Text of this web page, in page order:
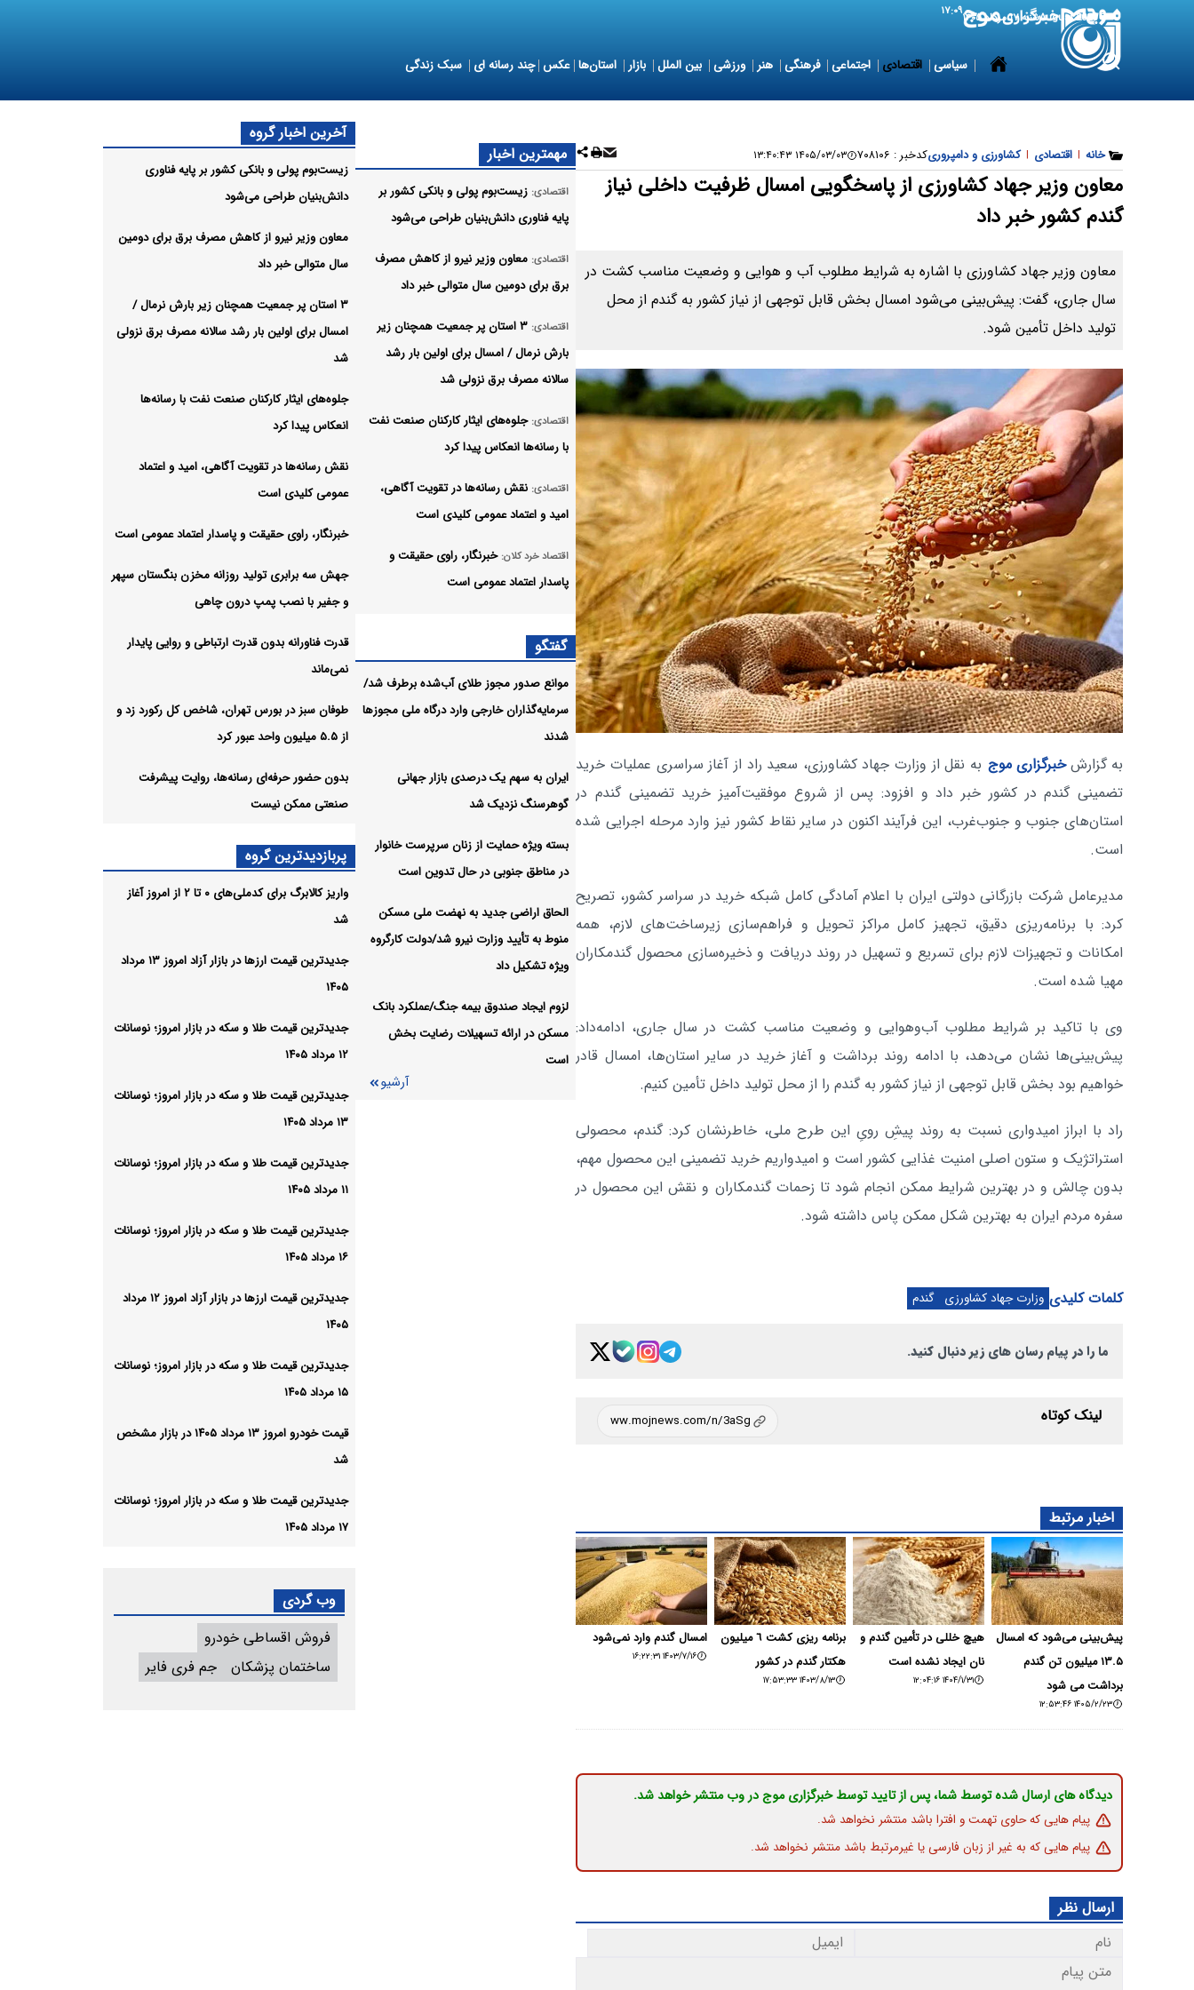
8 August 2026 شنبه ۱۷ مرداد ۱۴۰۵ ۱۷:۰۹
سیاسی اقتصادی اجتماعی فرهنگی هنر ورزشی بین الملل بازار استان‌ها عکس چند رسانه ای سبک زندگی
خانه | اقتصادی | کشاورزی و دامپروریکدخبر : ۷۰۸۱۰۶ ۱۴۰۵/۰۳/۰۳ ۱۳:۴۰:۴۳
معاون وزیر جهاد کشاورزی از پاسخگویی امسال ظرفیت داخلی نیاز
گندم کشور خبر داد
معاون وزیر جهاد کشاورزی با اشاره به شرایط مطلوب آب و هوایی و وضعیت مناسب کشت در
سال جاری، گفت: پیش‌بینی می‌شود امسال بخش قابل توجهی از نیاز کشور به گندم از محل
تولید داخل تأمین شود.
به گزارشخبرگزاری موج به نقل از وزارت جهاد کشاورزی، سعید راد از آغاز سراسری عملیات خرید
تضمینی گندم در کشور خبر داد و افزود: پس از شروع موفقیت‌آمیز خرید تضمینی گندم در
استان‌های جنوب و جنوب‌غرب، این فرآیند اکنون در سایر نقاط کشور نیز وارد مرحله اجرایی شده
است.
مدیرعامل شرکت بازرگانی دولتی ایران با اعلام آمادگی کامل شبکه خرید در سراسر کشور، تصریح
کرد: با برنامه‌ریزی دقیق، تجهیز کامل مراکز تحویل و فراهم‌سازی زیرساخت‌های لازم، همه
امکانات و تجهیزات لازم برای تسریع و تسهیل در روند دریافت و ذخیره‌سازی محصول گندمکاران
مهیا شده است.
وی با تاکید بر شرایط مطلوب آب‌وهوایی و وضعیت مناسب کشت در سال جاری، ادامه‌داد:
پیش‌بینی‌ها نشان می‌دهد، با ادامه روند برداشت و آغاز خرید در سایر استان‌ها، امسال قادر
خواهیم بود بخش قابل توجهی از نیاز کشور به گندم را از محل تولید داخل تأمین کنیم.
راد با ابراز امیدواری نسبت به روند پیش‌ِ رویِ این طرح ملی، خاطرنشان کرد: گندم، محصولی
استراتژیک و ستون اصلی امنیت غذایی کشور است و امیدواریم خرید تضمینی این محصول مهم،
بدون چالش و در بهترین شرایط ممکن انجام شود تا زحمات گندمکاران و نقش این محصول در
سفره مردم ایران به بهترین شکل ممکن پاس داشته شود.
کلمات کلیدی وزارت جهاد کشاورزی گندم
ما را در پیام رسان های زیر دنبال کنید.
لینک کوتاه
اخبار مرتبط
پیش‌بینی می‌شود که امسال
۱۳.۵ میلیون تن گندم
برداشت می شود
۱۴۰۵/۲/۲۳ ۱۲:۵۳:۴۶
هیچ خللی در تأمین گندم و
نان ایجاد نشده است
۱۴۰۴/۱/۳۱ ۱۲:۰۴:۱۶
برنامه ریزی کشت ٦ میلیون
هکتار گندم در کشور
۱۴۰۳/۸/۱۳ ۱۷:۵۳:۳۳
امسال گندم وارد نمی‌شود
۱۴۰۳/۷/۱۶ ۱۶:۲۲:۳۱
دیدگاه های ارسال شده توسط شما، پس از تایید توسط خبرگزاری موج در وب منتشر خواهد شد.
پیام هایی که حاوی تهمت و افترا باشد منتشر نخواهد شد.
پیام هایی که به غیر از زبان فارسی یا غیرمرتبط باشد منتشر نخواهد شد.
ارسال نظر
مهمترین اخبار
اقتصادی: زیست‌بوم پولی و بانکی کشور بر
پایه فناوری دانش‌بنیان طراحی می‌شود
اقتصادی: معاون وزیر نیرو از کاهش مصرف
برق برای دومین سال متوالی خبر داد
اقتصادی:
۳ استان پر جمعیت همچنان زیر
بارش نرمال / امسال برای اولین بار رشد
سالانه مصرف برق نزولی شد
اقتصادی: جلوه‌های ایثار کارکنان صنعت نفت
با رسانه‌ها انعکاس پیدا کرد
اقتصادی: نقش رسانه‌ها در تقویت آگاهی،
امید و اعتماد عمومی کلیدی است
اقتصاد خرد کلان: خبرنگار، راوی حقیقت و
پاسدار اعتماد عمومی است
بنگستان سپهر و جفیر با نصب پمپ درون
چاهی
اقتصادی: قدرت فناورانه بدون قدرت ارتباطی و
روایی پایدار نمی‌ماند
اقتصادی: طوفان سبز در بورس تهران، شاخص
کل رکورد زد و از ۵.۵ میلیون واحد عبور کرد
اقتصادی: بدون حضور حرفه‌ای رسانه‌ها،
روایت پیشرفت صنعتی ممکن نیست
گفتگو
موانع صدور مجوز طلای آب‌شده برطرف شد/
سرمایه‌گذاران خارجی وارد درگاه ملی مجوزها
شدند
ایران به سهم یک‌ درصدی بازار جهانی
گوهرسنگ نزدیک شد
بسته ویژه حمایت از زنان سرپرست خانوار
در مناطق جنوبی در حال تدوین است
الحاق اراضی جدید به نهضت ملی مسکن
منوط به تأیید وزارت نیرو شد/دولت کارگروه
ویژه تشکیل داد
لزوم ایجاد صندوق بیمه جنگ/عملکرد بانک
مسکن در ارائه تسهیلات رضایت بخش
است
آرشیو
آخرین اخبار گروه
زیست‌بوم پولی و بانکی کشور بر پایه فناوری
دانش‌بنیان طراحی می‌شود
معاون وزیر نیرو از کاهش مصرف برق برای دومین
سال متوالی خبر داد
۳ استان پر جمعیت همچنان زیر بارش نرمال /
امسال برای اولین بار رشد سالانه مصرف برق نزولی
شد
جلوه‌های ایثار کارکنان صنعت نفت با رسانه‌ها
انعکاس پیدا کرد
نقش رسانه‌ها در تقویت آگاهی، امید و اعتماد
عمومی کلیدی است
خبرنگار، راوی حقیقت و پاسدار اعتماد عمومی است
جهش سه برابری تولید روزانه مخزن بنگستان سپهر
و جفیر با نصب پمپ درون چاهی
قدرت فناورانه بدون قدرت ارتباطی و روایی پایدار
نمی‌ماند
طوفان سبز در بورس تهران، شاخص کل رکورد زد و
از ۵.۵ میلیون واحد عبور کرد
بدون حضور حرفه‌ای رسانه‌ها، روایت پیشرفت
صنعتی ممکن نیست
پربازدیدترین گروه
واریز کالابرگ برای کدملی‌های ۰ تا ۲ از امروز آغاز
شد
جدیدترین قیمت ارزها در بازار آزاد امروز ۱۳ مرداد
۱۴۰۵
جدیدترین قیمت طلا و سکه در بازار امروز؛ نوسانات
۱۲ مرداد ۱۴۰۵
جدیدترین قیمت طلا و سکه در بازار امروز؛ نوسانات
۱۳ مرداد ۱۴۰۵
جدیدترین قیمت طلا و سکه در بازار امروز؛ نوسانات
۱۱ مرداد ۱۴۰۵
جدیدترین قیمت طلا و سکه در بازار امروز؛ نوسانات
۱۶ مرداد ۱۴۰۵
جدیدترین قیمت ارزها در بازار آزاد امروز ۱۲ مرداد
۱۴۰۵
جدیدترین قیمت طلا و سکه در بازار امروز؛ نوسانات
۱۵ مرداد ۱۴۰۵
قیمت خودرو امروز ۱۳ مرداد ۱۴۰۵ در بازار مشخص
شد
جدیدترین قیمت طلا و سکه در بازار امروز؛ نوسانات
۱۷ مرداد ۱۴۰۵
وب گردی
فروش اقساطی خودرو
ساختمان پزشکان
جم فری فایر